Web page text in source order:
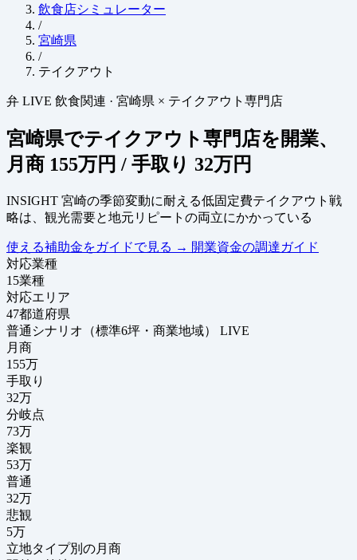
飲食店シミュレーター
/
宮崎県
/
テイクアウト
弁 LIVE 飲食関連 · 宮崎県 × テイクアウト専門店
宮崎県でテイクアウト専門店を開業、
月商 155万円 / 手取り 32万円
INSIGHT 宮崎の季節変動に耐える低固定費テイクアウト戦
略は、観光需要と地元リピートの両立にかかっている
使える補助金をガイドで見る → 開業資金の調達ガイド
対応業種
15業種
対応エリア
47都道府県
普通シナリオ（標準6坪・商業地域）
LIVE
月商
155万
手取り
32万
分岐点
73万
楽観
53万
普通
32万
悲観
5万
立地タイプ別の月商